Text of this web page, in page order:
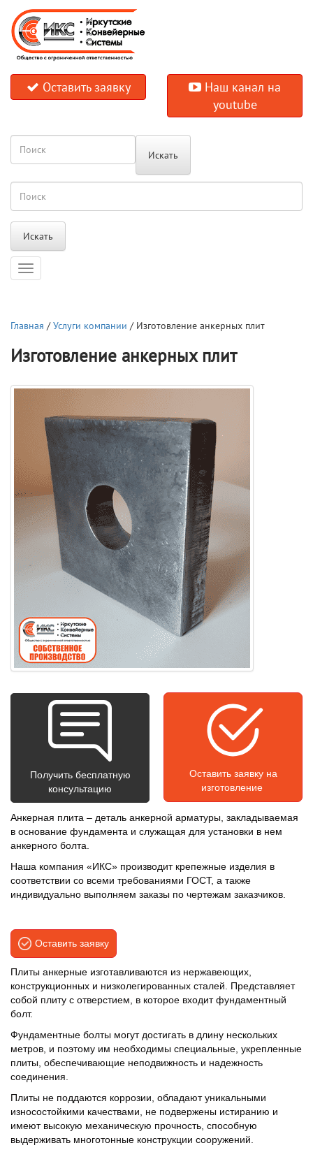
Оставить заявку
Наш канал на
youtube
Искать
Искать
Навигация
Главная /Услуги компании / Изготовление анкерных плит
Изготовление анкерных плит
Получить бесплатную
консультацию
Оставить заявку на
изготовление
Анкерная плита – деталь анкерной арматуры, закладываемая
в основание фундамента и служащая для установки в нем
анкерного болта.
Наша компания «ИКС» производит крепежные изделия в
соответствии со всеми требованиями ГОСТ, а также
индивидуально выполняем заказы по чертежам заказчиков.
Оставить заявку
Плиты анкерные изготавливаются из нержавеющих,
конструкционных и низколегированных сталей. Представляет
собой плиту с отверстием, в которое входит фундаментный
болт.
Фундаментные болты могут достигать в длину нескольких
метров, и поэтому им необходимы специальные, укрепленные
плиты, обеспечивающие неподвижность и надежность
соединения.
Плиты не поддаются коррозии, обладают уникальными
износостойкими качествами, не подвержены истиранию и
имеют высокую механическую прочность, способную
выдерживать многотонные конструкции сооружений.